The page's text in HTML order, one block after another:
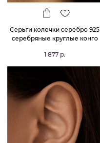
Серьги колечки серебро 925
серебряные круглые конго
1 877 р.